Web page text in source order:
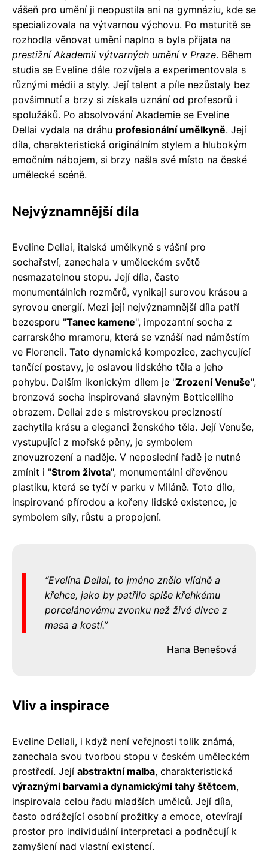
vášeň pro umění ji neopustila ani na gymnáziu, kde se
specializovala na výtvarnou výchovu. Po maturitě se
rozhodla věnovat umění naplno a byla přijata na
prestižní Akademii výtvarných umění v Praze. Během
studia se Eveline dále rozvíjela a experimentovala s
různými médii a styly. Její talent a píle nezůstaly bez
povšimnutí a brzy si získala uznání od profesorů i
spolužáků. Po absolvování Akademie se Eveline
Dellai vydala na dráhu profesionální umělkyně. Její
díla, charakteristická originálním stylem a hlubokým
emočním nábojem, si brzy našla své místo na české
umělecké scéně.
Nejvýznamnější díla
Eveline Dellai, italská umělkyně s vášní pro
sochařství, zanechala v uměleckém světě
nesmazatelnou stopu. Její díla, často
monumentálních rozměrů, vynikají surovou krásou a
syrovou energií. Mezi její nejvýznamnější díla patří
bezesporu "Tanec kamene", impozantní socha z
carrarského mramoru, která se vznáší nad náměstím
ve Florencii. Tato dynamická kompozice, zachycující
tančící postavy, je oslavou lidského těla a jeho
pohybu. Dalším ikonickým dílem je "Zrození Venuše",
bronzová socha inspirovaná slavným Botticelliho
obrazem. Dellai zde s mistrovskou precizností
zachytila krásu a eleganci ženského těla. Její Venuše,
vystupující z mořské pěny, je symbolem
znovuzrození a naděje. V neposlední řadě je nutné
zmínit i "Strom života", monumentální dřevěnou
plastiku, která se tyčí v parku v Miláně. Toto dílo,
inspirované přírodou a kořeny lidské existence, je
symbolem síly, růstu a propojení.
Evelína Dellai, to jméno znělo vlídně a
křehce, jako by patřilo spíše křehkému
porcelánovému zvonku než živé dívce z
masa a kostí.
Hana Benešová
Vliv a inspirace
Eveline Dellali, i když není veřejnosti tolik známá,
zanechala svou tvorbou stopu v českém uměleckém
prostředí. Její abstraktní malba, charakteristická
výraznými barvami a dynamickými tahy štětcem,
inspirovala celou řadu mladších umělců. Její díla,
často odrážející osobní prožitky a emoce, otevírají
prostor pro individuální interpretaci a podněcují k
zamyšlení nad vlastní existencí.